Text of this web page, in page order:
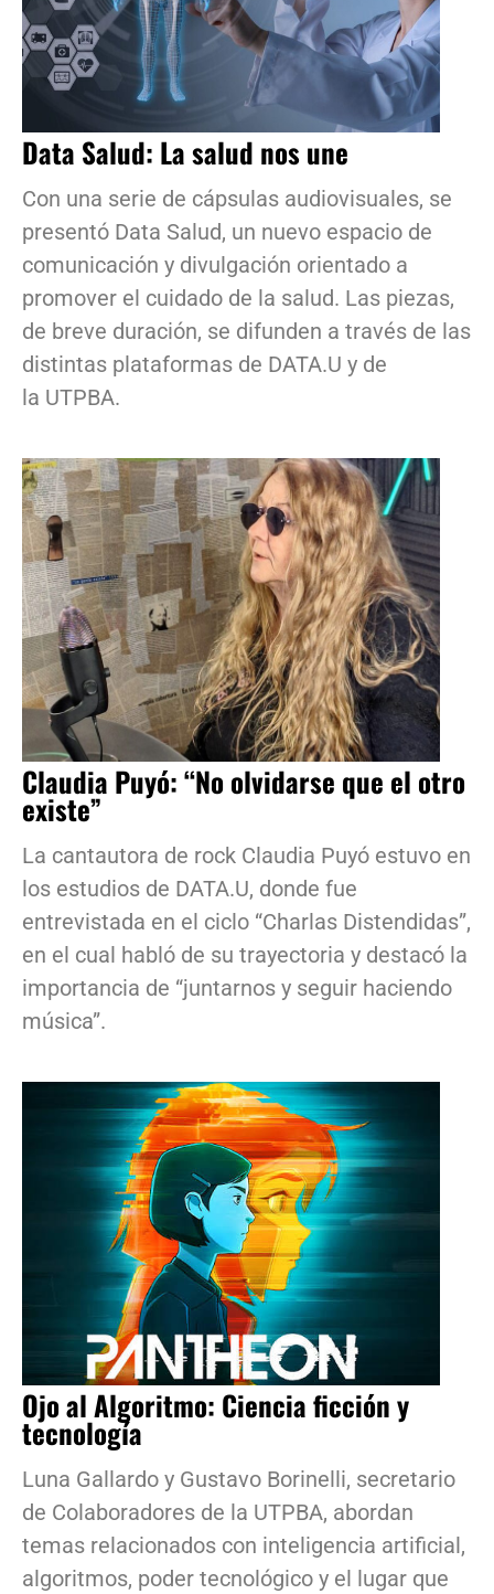
Data Salud: La salud nos une
Con una serie de cápsulas audiovisuales, se
presentó Data Salud, un nuevo espacio de
comunicación y divulgación orientado a
promover el cuidado de la salud. Las piezas,
de breve duración, se difunden a través de las
distintas plataformas de DATA.U y de
la UTPBA.
Claudia Puyó: “No olvidarse que el otro
existe”
La cantautora de rock Claudia Puyó estuvo en
los estudios de DATA.U, donde fue
entrevistada en el ciclo “Charlas Distendidas”,
en el cual habló de su trayectoria y destacó la
importancia de “juntarnos y seguir haciendo
música”.
Ojo al Algoritmo: Ciencia ficción y
tecnología
Luna Gallardo y Gustavo Borinelli, secretario
de Colaboradores de la UTPBA, abordan
temas relacionados con inteligencia artificial,
algoritmos, poder tecnológico y el lugar que